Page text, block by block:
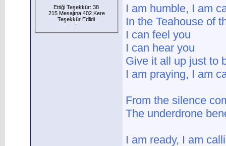
Ettiği Teşekkür: 38
215 Mesajına 402 Kere
Teşekkür Edlidi
:
I am humble, I am
In the Teahouse of
I can feel you
I can hear you
Give it all up just to
I am praying, I am
From the silence
The underdrone
I am ready, I am